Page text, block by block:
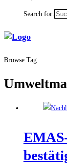
Search for:
Browse Tag